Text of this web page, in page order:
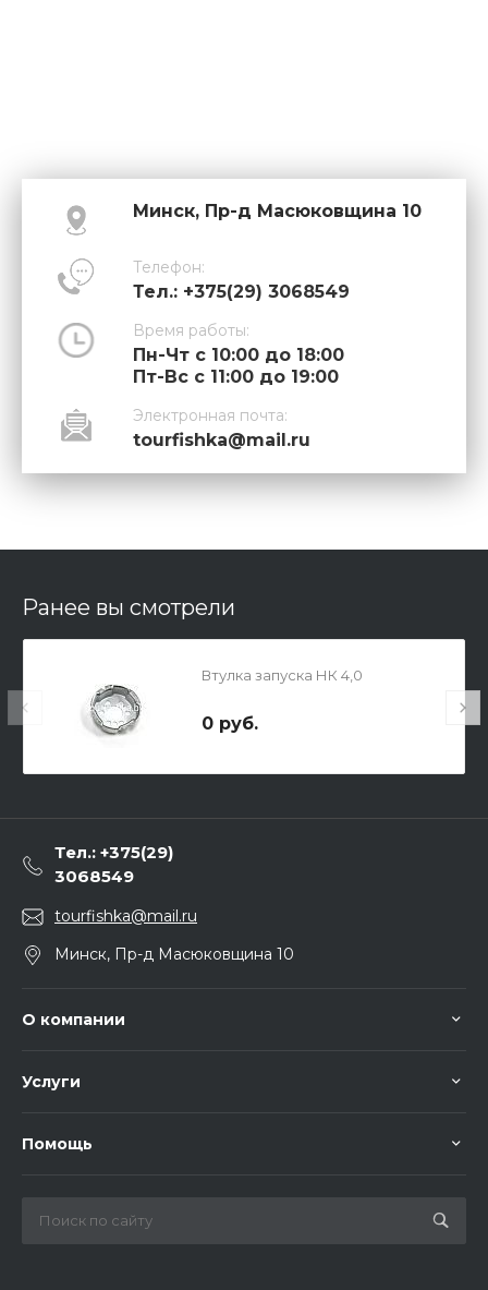
Минск, Пр-д Масюковщина 10
Телефон:
Тел.: +375(29) 3068549
Время работы:
Пн-Чт с 10:00 до 18:00
Пт-Вс с 11:00 до 19:00
Электронная почта:
tourfishka@mail.ru
Ранее вы смотрели
Втулка запуска НК 4,0
0 руб.
Тел.: +375(29)
3068549
tourfishka@mail.ru
Минск, Пр-д Масюковщина 10
О компании
Услуги
Помощь